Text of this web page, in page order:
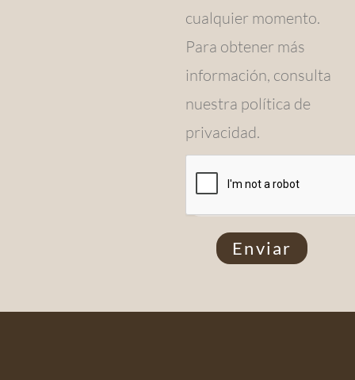
cualquier momento.
Para obtener más
información, consulta
nuestra política de
privacidad.
Enviar